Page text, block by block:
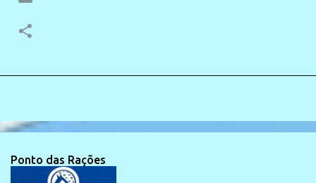
Ponto das Rações